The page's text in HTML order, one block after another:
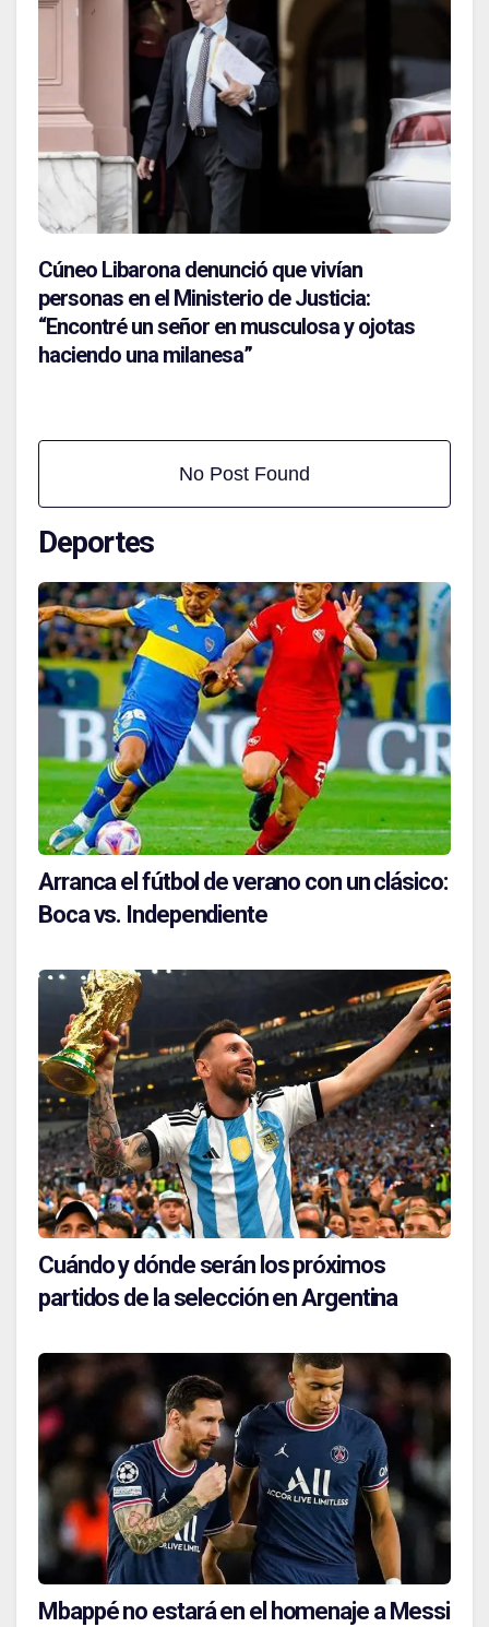
Cúneo Libarona denunció que vivían
personas en el Ministerio de Justicia:
“Encontré un señor en musculosa y ojotas
haciendo una milanesa”
No Post Found
Deportes
Arranca el fútbol de verano con un clásico:
Boca vs. Independiente
Cuándo y dónde serán los próximos
partidos de la selección en Argentina
Mbappé no estará en el homenaje a Messi